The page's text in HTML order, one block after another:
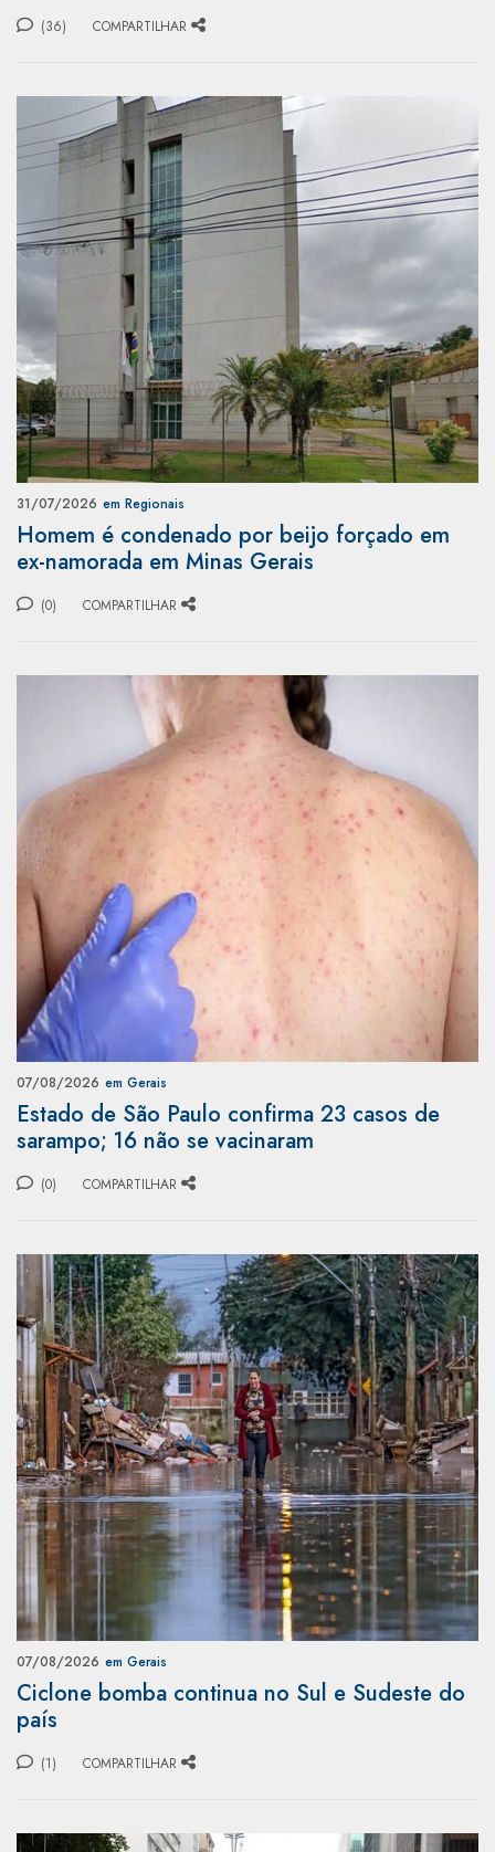
(36) COMPARTILHAR
31/07/2026 em Regionais
Homem é condenado por beijo forçado em
ex-namorada em Minas Gerais
(0) COMPARTILHAR
07/08/2026 em Gerais
Estado de São Paulo confirma 23 casos de
sarampo; 16 não se vacinaram
(0) COMPARTILHAR
07/08/2026 em Gerais
Ciclone bomba continua no Sul e Sudeste do
país
(1) COMPARTILHAR